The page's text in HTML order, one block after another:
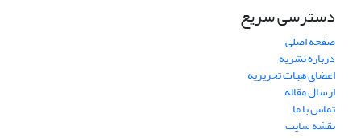
دسترسی سریع
صفحه اصلی
درباره نشریه
اعضای هیات تحریریه
ارسال مقاله
تماس با ما
نقشه سایت